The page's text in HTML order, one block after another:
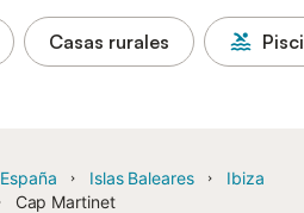
Casas rurales
España Islas Baleares
Ibiza
Cap Martinet